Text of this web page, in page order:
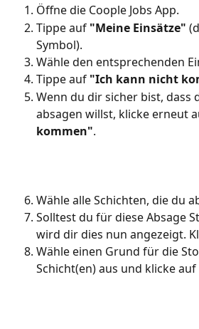
Öffne die Coople Jobs App.
Tippe auf "Meine Einsätze"
Symbol).
Wähle den entsprechenden
Tippe auf "Ich kann nicht
Wenn du dir sicher bist, dass
absagen willst, klicke erneut
kommen".
Wähle alle Schichten, die du
Solltest du für diese Absage
wird dir dies nun angezeigt.
Wähle einen Grund für die
Schicht(en) aus und klicke auf